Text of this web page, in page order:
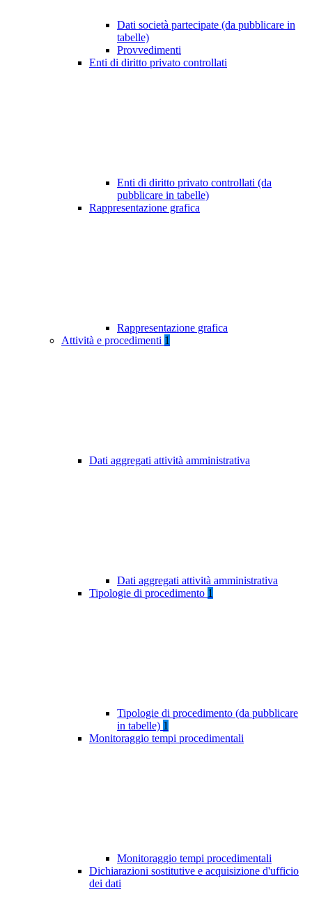
Dati società partecipate (da pubblicare in
tabelle)
Provvedimenti
Enti di diritto privato controllati
Enti di diritto privato controllati (da
pubblicare in tabelle)
Rappresentazione grafica
Rappresentazione grafica
Attività e procedimenti 1
Dati aggregati attività amministrativa
Dati aggregati attività amministrativa
Tipologie di procedimento 1
Tipologie di procedimento (da pubblicare
in tabelle) 1
Monitoraggio tempi procedimentali
Monitoraggio tempi procedimentali
Dichiarazioni sostitutive e acquisizione d'ufficio
dei dati